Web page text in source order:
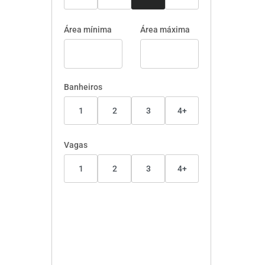
Área mínima Área máxima
Banheiros
1 2 3 4+
Vagas
1 2 3 4+